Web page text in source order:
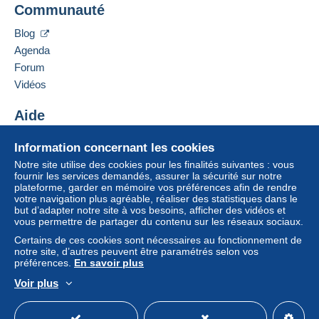
Paiement par :
Lettre (format normal/petite lettre)
2,50 €
Lettre suivie (format normal/petite lettre)
4,00 €
Lettre recommandée (format normal/petite
8,00 €
de livraison, vous devez être
membre et ouvrir une session.
Se
connect
er
S'inscri
re
13 CHEMIN DE TORREILLES
66510
Ajouter ce vendeur aux favoris
Information concernant les cookies
Notre site utilise des cookies pour les finalités suivantes : vous
fournir les services demandés, assurer la sécurité sur notre
plateforme, garder en mémoire vos préférences afin de rendre
votre navigation plus agréable, réaliser des statistiques dans le
but d’adapter notre site à vos besoins, afficher des vidéos et
vous permettre de partager du contenu sur les réseaux sociaux.
Certains de ces cookies sont nécessaires au fonctionnement de
notre site, d’autres peuvent être paramétrés selon vos
préférences. En savoir plus
Voir plus
Communauté
Blog
Agenda
Forum
Vidéos
Aide
Acheter sur Delcampe
Vendre sur Delcampe
Un site sécurisé